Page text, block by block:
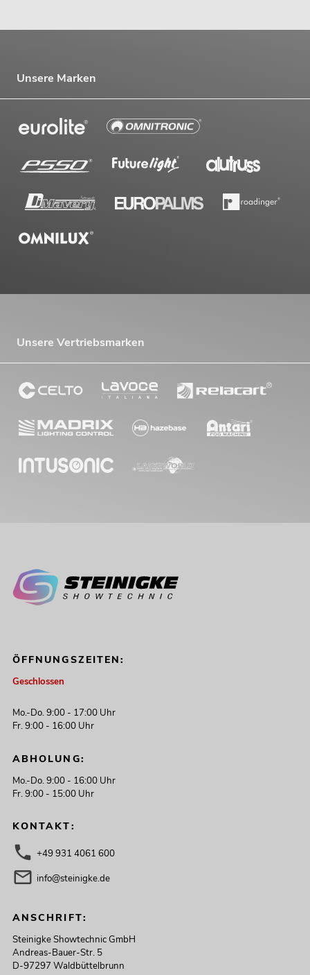
Unsere Marken
Unsere Vertriebsmarken
ÖFFNUNGSZEITEN:
Geschlossen
Mo.-Do. 9:00 - 17:00 Uhr
Fr. 9:00 - 16:00 Uhr
ABHOLUNG:
Mo.-Do. 9:00 - 16:00 Uhr
Fr. 9:00 - 15:00 Uhr
KONTAKT:
+49 931 4061 600
info@steinigke.de
ANSCHRIFT:
Steinigke Showtechnic GmbH
Andreas-Bauer-Str. 5
D-97297 Waldbüttelbrunn